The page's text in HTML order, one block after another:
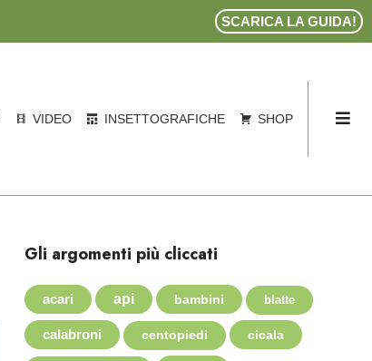
SCARICA LA GUIDA!
VIDEO INSETTOGRAFICHE SHOP
Gli argomenti più cliccati
acari api bambini blatte
calabroni centopiedi cicala